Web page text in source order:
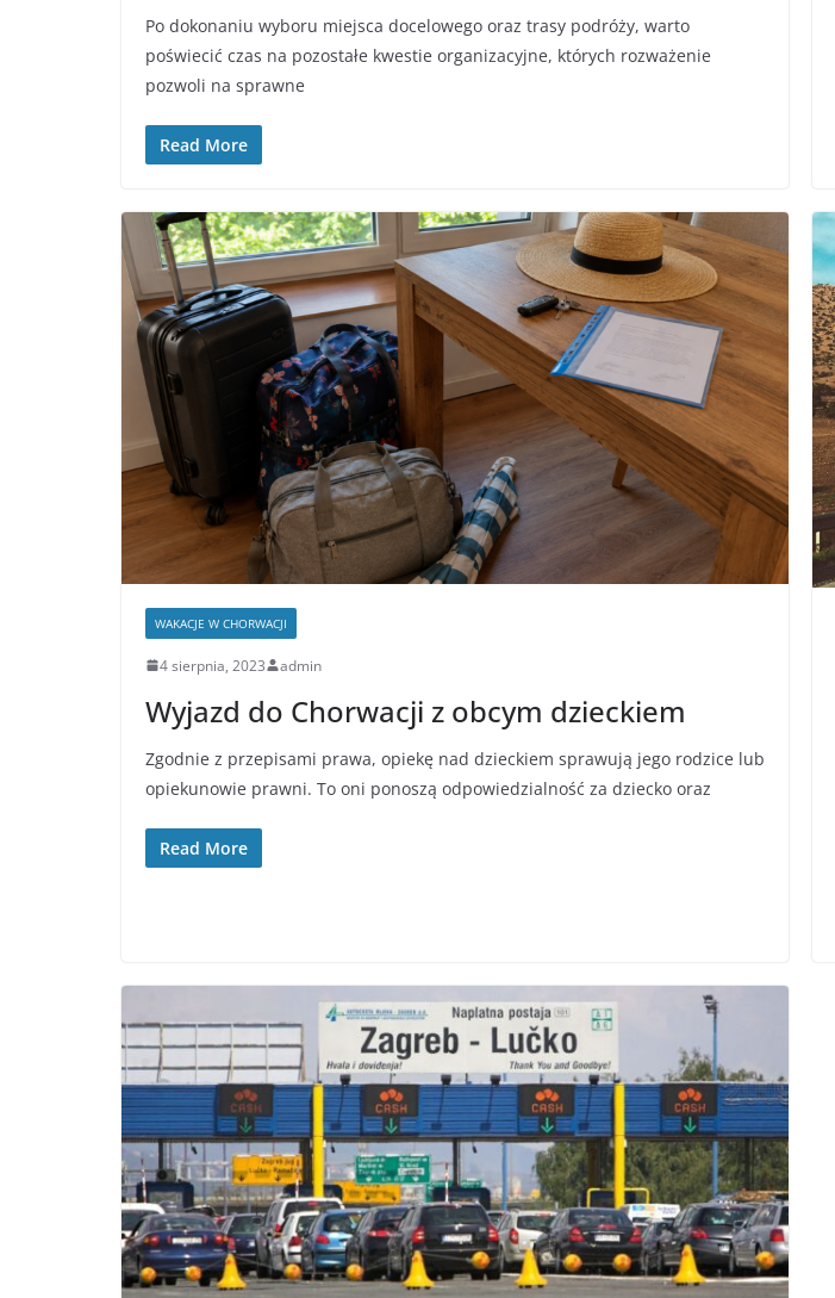
Po dokonaniu wyboru miejsca docelowego oraz trasy podróży, warto
poświecić czas na pozostałe kwestie organizacyjne, których rozważenie
pozwoli na sprawne
Read More
WAKACJE W CHORWACJI
4 sierpnia, 2023 admin
Wyjazd do Chorwacji z obcym dzieckiem
Zgodnie z przepisami prawa, opiekę nad dzieckiem sprawują jego rodzice lub
opiekunowie prawni. To oni ponoszą odpowiedzialność za dziecko oraz
Read More